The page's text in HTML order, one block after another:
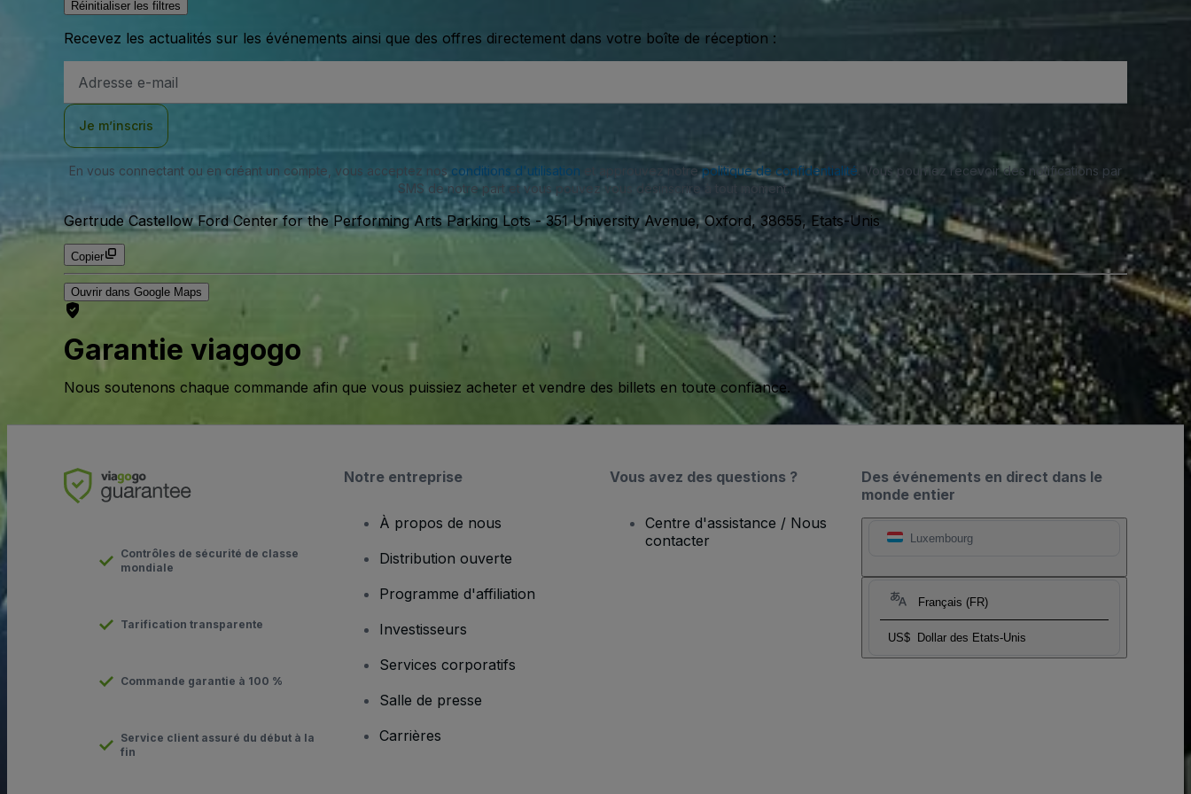
Réinitialiser les filtres
Recevez les actualités sur les événements ainsi que des offres directement dans votre boîte de réception :
e-
Je m’inscris
En vous connectant ou en créant un compte, vous acceptez nos conditions d'utilisation et approuvez notrepolitique de confidentialité . Vous pourriez recevoir des notifications par
SMS de notre part et vous pouvez vous désinscrire à tout moment.
Gertrude Castellow Ford Center for the Performing Arts Parking Lots-351 University Avenue, Oxford, 38655, Etats-Unis
Copier
Ouvrir dans Google Maps
Garantie viagogo
Nous soutenons chaque commande afin que vous puissiez acheter et vendre des billets en toute confiance.
Des événements en direct dans le
monde entier
Luxembourg
Français (FR)
US$ Dollar des Etats-Unis
Contrôles de sécurité de classe
mondiale
Tarification transparente
Commande garantie à 100 %
Service client assuré du début à la
fin
Notre entreprise
À propos de nous
Distribution ouverte
Programme d'affiliation
Investisseurs
Services corporatifs
Salle de presse
Carrières
Vous avez des questions ?
Centre d'assistance / Nous
contacter